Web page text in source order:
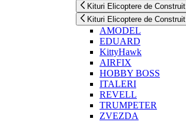
Kituri Elicoptere de Construit
Kituri Elicoptere de Construit
AMODEL
EDUARD
KittyHawk
AIRFIX
HOBBY BOSS
ITALERI
REVELL
TRUMPETER
ZVEZDA